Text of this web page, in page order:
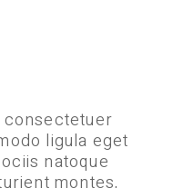
consectetuer
ligula eget
natoque
montes,